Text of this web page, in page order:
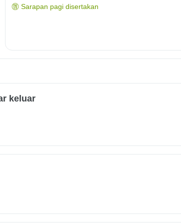
Sarapan pagi disertakan
keluar